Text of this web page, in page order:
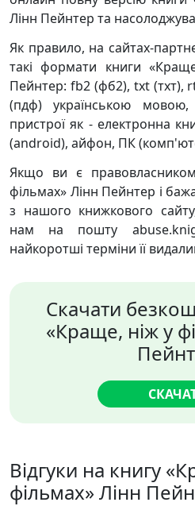
Лінн Пейнтер та
Як правило, на сайтах-
такі формати книги
Пейнтер: fb2 (фб2), txt (тхт),
(пдф) українською мовою,
пристрої як - електронна
(android), айфон, ПК
Якщо ви є
фільмах» Лінн Пейнтер і
з нашого книжкового
нам на пошту
найкоротші терміни її
Скачати
«Краще, ніж у
Відгуки на книгу
фільмах» Лінн